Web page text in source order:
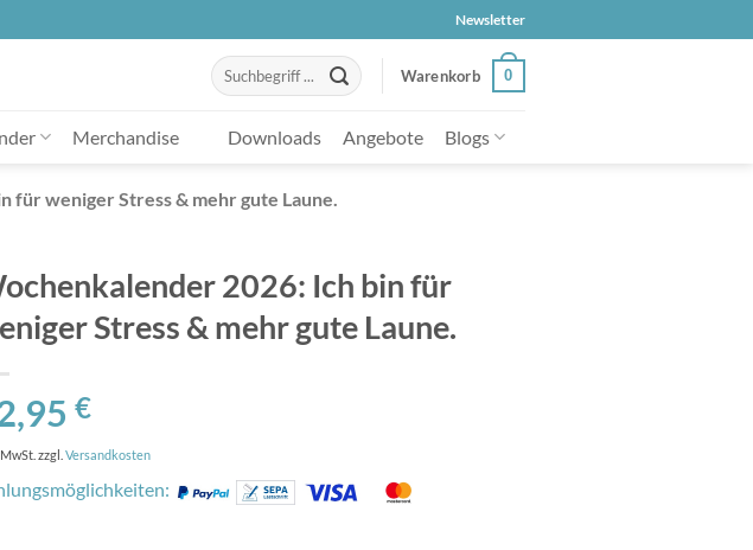
Newsletter
Suche
nach:
Warenkorb 0
Merchandise Downloads Angebote Blogs
für weniger Stress & mehr gute Laune.
2026: Ich bin für
Stress & mehr gute Laune.
€
zzgl. Versandkosten